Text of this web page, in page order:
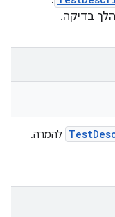
בדיקה.
Test להמרה.